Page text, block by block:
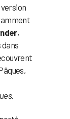
version
,
dans
.